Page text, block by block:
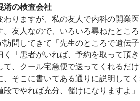
淆の検査会社
わりますが、私の友人で内科の開業
。友人なので、いろいろ尋ねたとこ
訪問してきて「先生のところで遺伝
く「患者がいれば、予約を取って頂
て、クール宅急便で送ってくれるだ
、そこに書いてある通りに説明して
段でやれば充分、儲けになりますよ」